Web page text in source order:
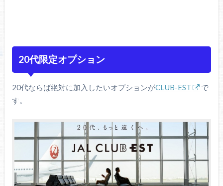
20代限定オプション
20代ならば絶対に加入したいオプションがCLUB-EST
で
す。